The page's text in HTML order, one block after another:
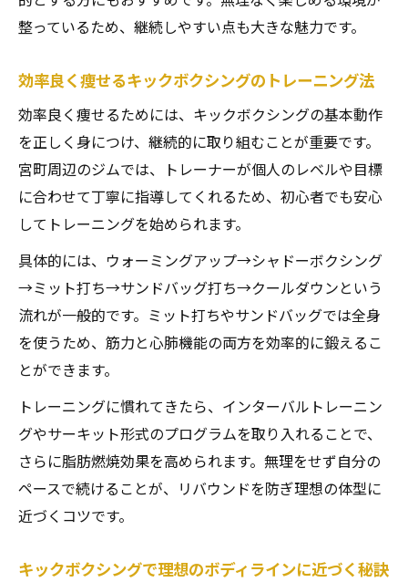
整っているため、継続しやすい点も大きな魅力です。
効率良く痩せるキックボクシングのトレーニング法
効率良く痩せるためには、キックボクシングの基本動作
を正しく身につけ、継続的に取り組むことが重要です。
宮町周辺のジムでは、トレーナーが個人のレベルや目標
に合わせて丁寧に指導してくれるため、初心者でも安心
してトレーニングを始められます。
具体的には、ウォーミングアップ→シャドーボクシング
→ミット打ち→サンドバッグ打ち→クールダウンという
流れが一般的です。ミット打ちやサンドバッグでは全身
を使うため、筋力と心肺機能の両方を効率的に鍛えるこ
とができます。
トレーニングに慣れてきたら、インターバルトレーニン
グやサーキット形式のプログラムを取り入れることで、
さらに脂肪燃焼効果を高められます。無理をせず自分の
ペースで続けることが、リバウンドを防ぎ理想の体型に
近づくコツです。
キックボクシングで理想のボディラインに近づく秘訣